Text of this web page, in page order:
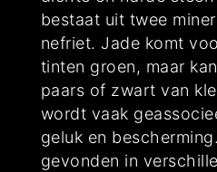
bestaat uit twee
nefriet. Jade komt
tinten groen, maar
paars of zwart van
wordt vaak
geluk en
gevonden in